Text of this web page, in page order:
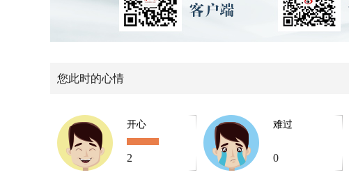
您此时的心情
开心
2
难过
0